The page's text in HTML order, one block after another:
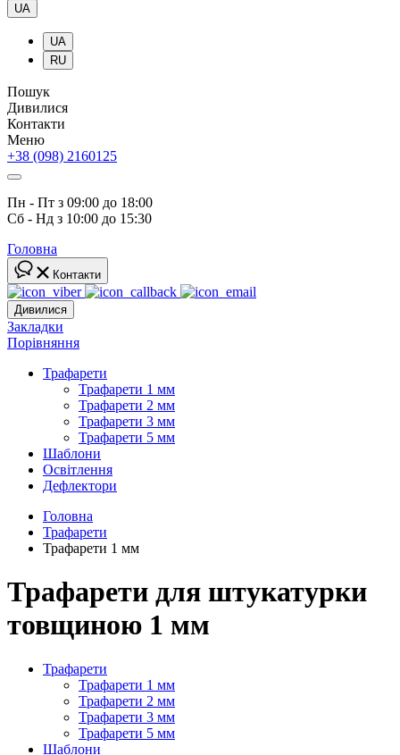
UA
UA
RU
Пошук
Дивилися
Контакти
Меню
+38 (098) 2160125
Пн - Пт з 09:00 до 18:00
Сб - Нд з 10:00 до 15:30
Головна
Контакти
Дивилися
Закладки
Порівняння
Трафарети
Трафарети 1 мм
Трафарети 2 мм
Трафарети 3 мм
Трафарети 5 мм
Шаблони
Освітлення
Дефлектори
Головна
Трафарети
Трафарети 1 мм
Трафарети для штукатурки
товщиною 1 мм
Трафарети
Трафарети 1 мм
Трафарети 2 мм
Трафарети 3 мм
Трафарети 5 мм
Шаблони